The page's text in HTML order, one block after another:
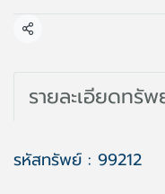
แชร์
รายละเอียดทรั
รหัสทรัพย์ : 99212